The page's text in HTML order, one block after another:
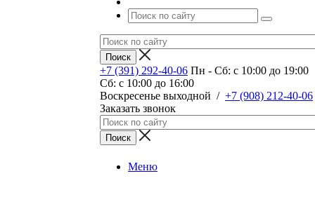
+7 (391) 292-40-06 Пн - Сб: c 10:00 до 19:00
Сб: c 10:00 до 16:00
​Воскресенье выходной / +7 (908) 212-40-06
Заказать звонок
Меню